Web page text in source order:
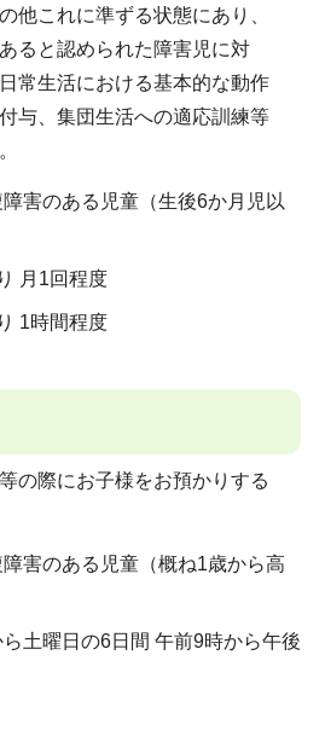
他これに準ずる状態にあり、
ると認められた障害児に対
常生活における基本的な動作
与、集団生活への適応訓練等
害のある児童（生後6か月児以
月1回程度
1時間程度
の際にお子様をお預かりする
害のある児童（概ね1歳から高
土曜日の6日間 午前9時から午後